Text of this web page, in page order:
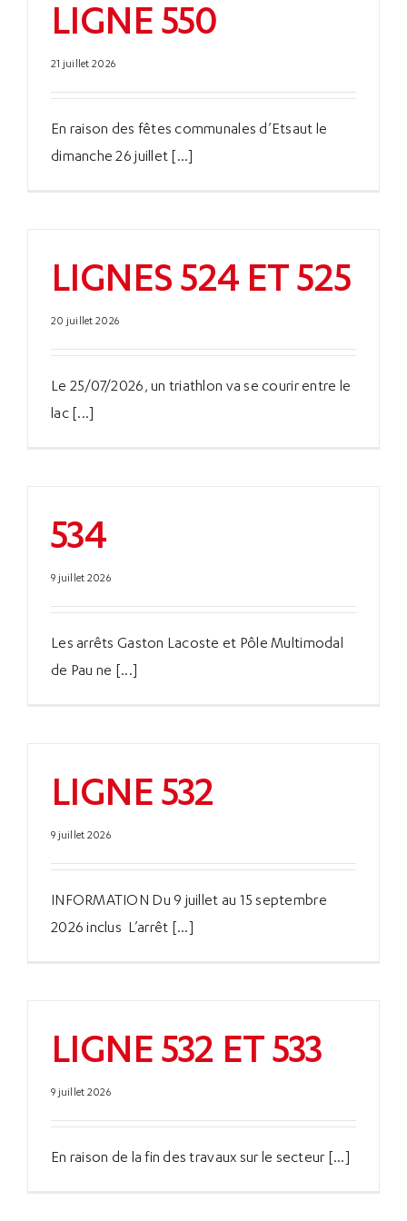
LIGNE 550
21 juillet 2026
En raison des fêtes communales d’Etsaut le
dimanche 26 juillet [...]
LIGNES 524 ET 525
20 juillet 2026
Le 25/07/2026, un triathlon va se courir entre le
lac [...]
534
9 juillet 2026
Les arrêts Gaston Lacoste et Pôle Multimodal
de Pau ne [...]
LIGNE 532
9 juillet 2026
INFORMATION Du 9 juillet au 15 septembre
2026 inclus L’arrêt [...]
LIGNE 532 ET 533
9 juillet 2026
En raison de la fin des travaux sur le secteur [...]